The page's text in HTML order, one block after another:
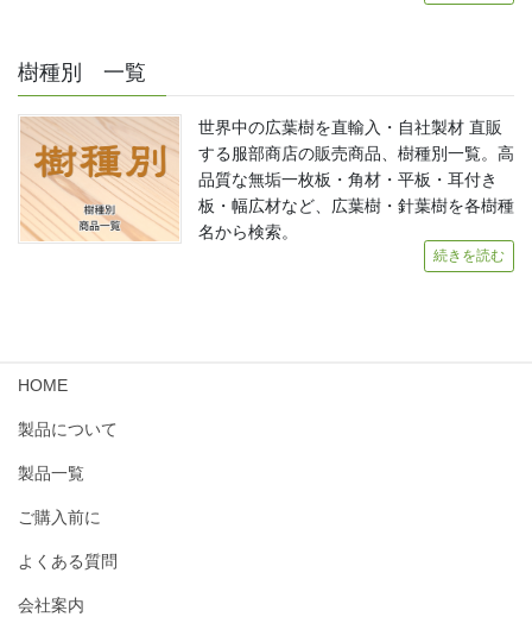
樹種別 一覧
世界中の広葉樹を直輸入・自社製材 直販
する服部商店の販売商品、樹種別一覧。高
品質な無垢一枚板・角材・平板・耳付き
板・幅広材など、広葉樹・針葉樹を各樹種
名から検索。
続きを読む
HOME
製品について
製品一覧
ご購入前に
よくある質問
会社案内